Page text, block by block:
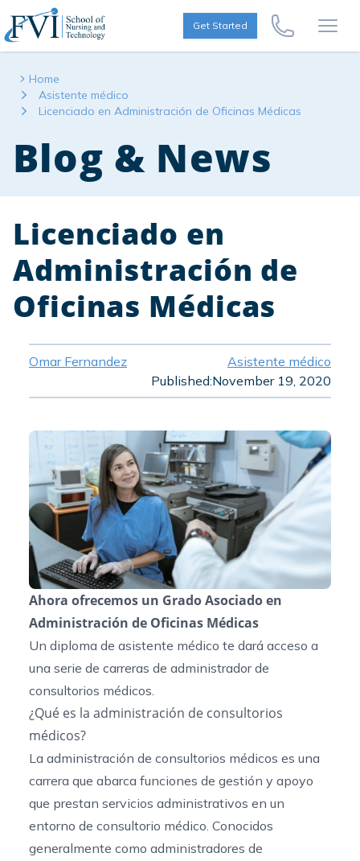
Skip to content
FVI School of Nursing
Get Started
Call Us Now
Home
Asistente médico
Licenciado en Administración de Oficinas Médicas
Blog & News
Licenciado en
Administración de
Oficinas Médicas
Omar Fernandez
Asistente médico
Published:November 19, 2020
Ahora ofrecemos un Grado Asociado en
Administración de Oficinas Médicas
Un diploma de asistente médico te dará acceso a
una serie de carreras de administrador de
consultorios médicos.
¿Qué es la administración de consultorios
médicos?
La administración de consultorios médicos es una
carrera que abarca funciones de gestión y apoyo
que prestan servicios administrativos en un
entorno de consultorio médico. Conocidos
generalmente como administradores de